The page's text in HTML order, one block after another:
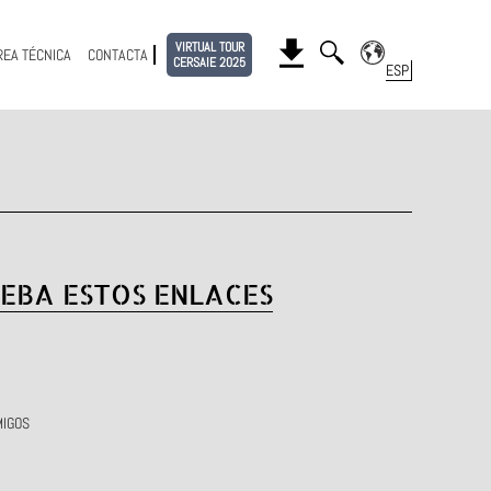
TÉCNICA CONTACTA
VIRTUAL TOUR
CERSAIE 2025
ESTOS ENLACES